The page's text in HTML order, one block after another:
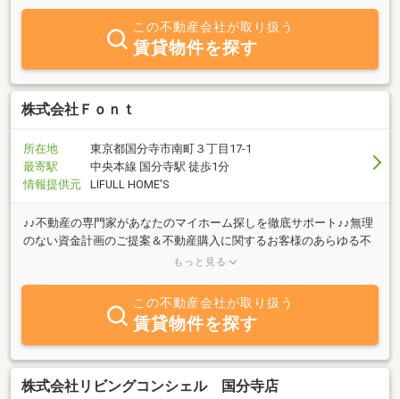
この不動産会社が取り扱う
賃貸物件を探す
株式会社Ｆｏｎｔ
所在地
東京都国分寺市南町３丁目17-1
最寄駅
中央本線 国分寺駅 徒歩1分
情報提供元
LIFULL HOME'S
♪♪不動産の専門家があなたのマイホーム探しを徹底サポート♪♪無理
のない資金計画のご提案＆不動産購入に関するお客様のあらゆる不
安を解消いたします◆◇◆お問合せ【０４２-３１２-２８０５】ま
もっと見る
この不動産会社が取り扱う
賃貸物件を探す
株式会社リビングコンシェル 国分寺店